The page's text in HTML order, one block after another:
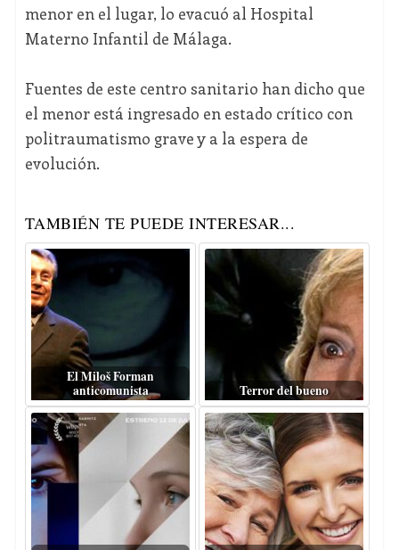
menor en el lugar, lo evacuó al Hospital
Materno Infantil de Málaga.
Fuentes de este centro sanitario han dicho que
el menor está ingresado en estado crítico con
politraumatismo grave y a la espera de
evolución.
TAMBIÉN TE PUEDE INTERESAR...
El Miloš Forman
anticomunista
Terror del bueno